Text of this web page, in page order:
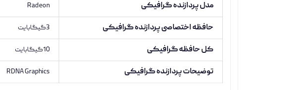
مدل پردازنده گرافیکی Radeon
حافظه اختصاصی پردازنده گرافیکی 3گیگابایت
کل حافظه گرافیکی 10گیگابایت
توضیحات پردازنده گرافیکی RDNA Graphics